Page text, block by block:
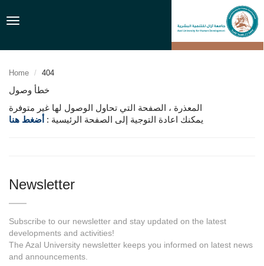
Toggle
Home 404
خطأ وصول
المعذرة ، الصفحة التي تحاول الوصول لها غير متوفرة
يمكنك اعادة التوجية إلى الصفحة الرئيسية : أضغط هنا
Newsletter
Subscribe to our newsletter and stay updated on the latest
developments and activities!
The Azal University newsletter keeps you informed on latest news
and announcements.